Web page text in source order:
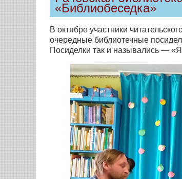
«Библиобеседка»
В октябре участники
очередные библиотечные
Посиделки так и назывались —